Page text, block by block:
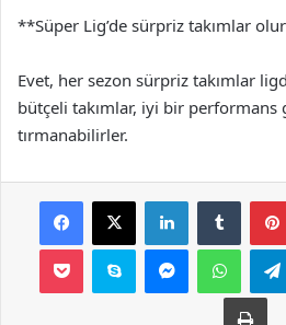
**Süper Lig’de sürpriz takımlar
Evet, her sezon sürpriz takımlar
bütçeli takımlar, iyi bir performans
tırmanabilirler.
Facebook
X LinkedInTumblr
Pocket Skype Messenger